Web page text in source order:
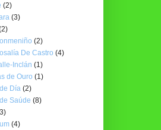
(2)
(3)
(2)
De Castro (4)
Inclán (1)
de Ouro (1)
Día (2)
Saúde (8)
(4)